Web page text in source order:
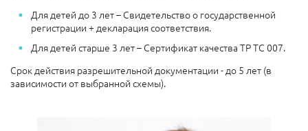
Для детей до 3 лет – Свидетельство о государственной
регистрации + декларация соответствия.
Для детей старше 3 лет – Сертификат качества ТР ТС 007.
Срок действия разрешительной документации - до 5 лет (в
зависимости от выбранной схемы).